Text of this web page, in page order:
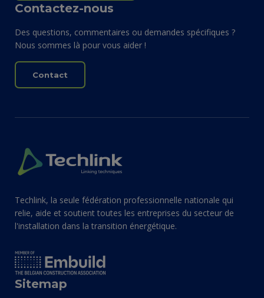
Contactez-nous
Des questions, commentaires ou demandes spécifiques ?
Nous sommes là pour vous aider !
Contact
Techlink, la seule fédération professionnelle nationale qui
relie, aide et soutient toutes les entreprises du secteur de
l'installation dans la transition énergétique.
Sitemap